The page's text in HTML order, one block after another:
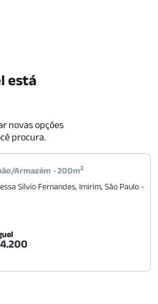
Armazém-200m2
Sílvio Fernandes, Imirim, São Paulo -
está
novas opções
procura.